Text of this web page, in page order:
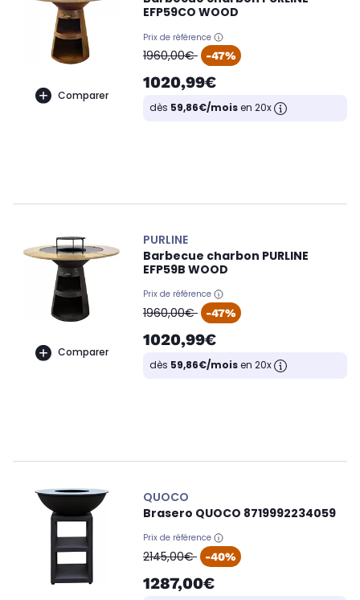
Comparer
EFP59CO WOOD
Prix de référence
oldPrice
1960,00€ -47%
1020,99€
dès 59,86€/moisen 20x
Comparer
PURLINE
Barbecue charbon PURLINE
EFP59B WOOD
Prix de référence
oldPrice
1960,00€ -47%
1020,99€
dès 59,86€/moisen 20x
QUOCO
Brasero QUOCO 8719992234059
Prix de référence
oldPrice
2145,00€ -40%
1287,00€